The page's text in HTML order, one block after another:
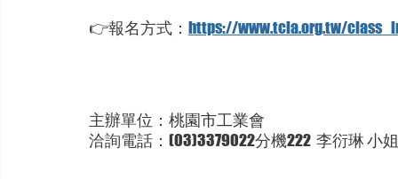
👉報名方式： https://www.tcia.org.tw/
主辦單位： 桃園市工業會
洽詢電話：(03)3379022分機222  李衍琳 小姐